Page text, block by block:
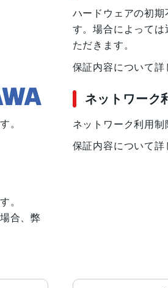
。
。
合、弊
ハードウェアの初期
す。場合によって
ただきます。
保証内容について詳
ネットワーク
ネットワーク利用制
保証内容について詳